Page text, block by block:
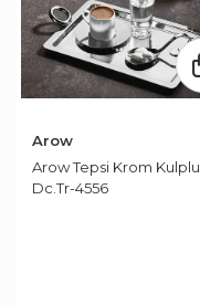
Arow
Arow Tepsi Krom Kulplu
Dc.Tr-4556